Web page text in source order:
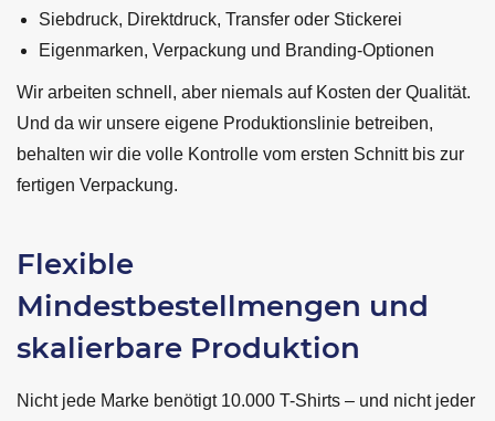
Siebdruck, Direktdruck, Transfer oder Stickerei
Eigenmarken, Verpackung und Branding-Optionen
Wir arbeiten schnell, aber niemals auf Kosten der Qualität.
Und da wir unsere eigene Produktionslinie betreiben,
behalten wir die volle Kontrolle vom ersten Schnitt bis zur
fertigen Verpackung.
Flexible
Mindestbestellmengen und
skalierbare Produktion
Nicht jede Marke benötigt 10.000 T-Shirts – und nicht jeder